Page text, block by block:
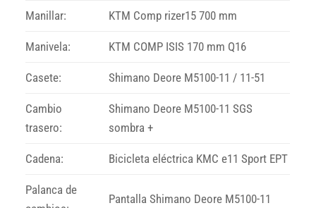
Manillar: KTM Comp rizer15 700 mm
Manivela: KTM COMP ISIS 170 mm Q16
Casete: Shimano Deore M5100-11 / 11-51
Cambio
trasero:
Shimano Deore M5100-11 SGS
sombra +
Cadena: Bicicleta eléctrica KMC e11 Sport EPT
Palanca de
Pantalla Shimano Deore M5100-11